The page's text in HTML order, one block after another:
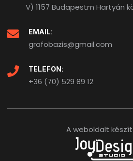
V) 1157 Budapestm Hartyán
EMAIL:
grafobazis@gmail.com
TELEFON:
+36 (70) 529 89 12
A weboldalt